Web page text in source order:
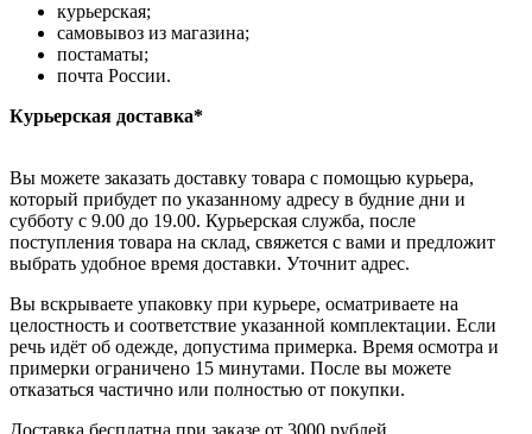
курьерская;
самовывоз из магазина;
постаматы;
почта России.
Курьерская доставка*
Вы можете заказать доставку товара с помощью курьера,
который прибудет по указанному адресу в будние дни и
субботу с 9.00 до 19.00. Курьерская служба, после
поступления товара на склад, свяжется с вами и предложит
выбрать удобное время доставки. Уточнит адрес.
Вы вскрываете упаковку при курьере, осматриваете на
целостность и соответствие указанной комплектации. Если
речь идёт об одежде, допустима примерка. Время осмотра и
примерки ограничено 15 минутами. После вы можете
отказаться частично или полностью от покупки.
Доставка бесплатна при заказе от 3000 рублей.